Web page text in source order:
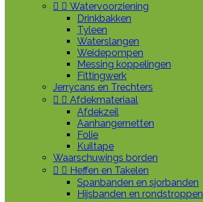
  Watervoorziening
Drinkbakken
Tyleen
Waterslangen
Weidepompen
Messing koppelingen
Fittingwerk
Jerrycans en Trechters
  Afdekmateriaal
Afdekzeil
Aanhangernetten
Folie
Kuiltape
Waarschuwings borden
  Heffen en Takelen
Spanbanden en sjorbanden
Hijsbanden en rondstroppen